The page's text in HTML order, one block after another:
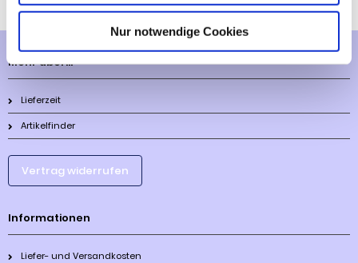
Nur notwendige Cookies
Mehr über...
Lieferzeit
Artikelfinder
Vertrag widerrufen
Informationen
Liefer- und Versandkosten